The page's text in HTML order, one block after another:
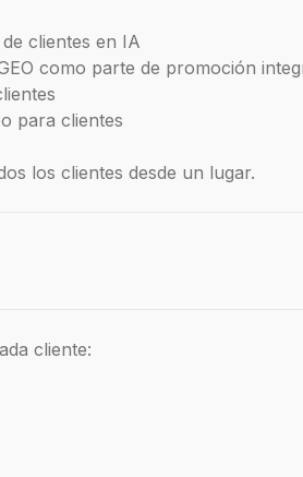
clientes en IA
como parte de promoción
para clientes
los clientes desde un lugar.
cliente: